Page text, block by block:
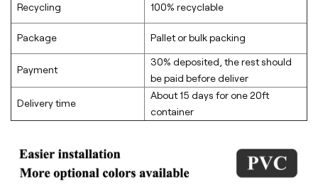
Recycling 100% recyclable
Package Pallet or bulk packing
Payment
30% deposited, the rest should
be paid before deliver
Delivery time
About 15 days for one 20ft
container